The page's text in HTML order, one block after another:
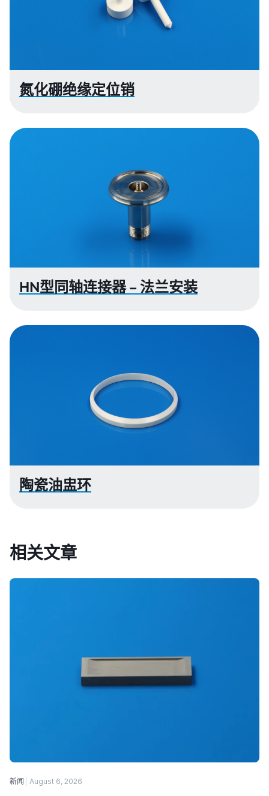
氮化硼绝缘定位销
HN型同轴连接器 – 法兰安装
陶瓷油盅环
相关文章
新闻 August 6, 2026